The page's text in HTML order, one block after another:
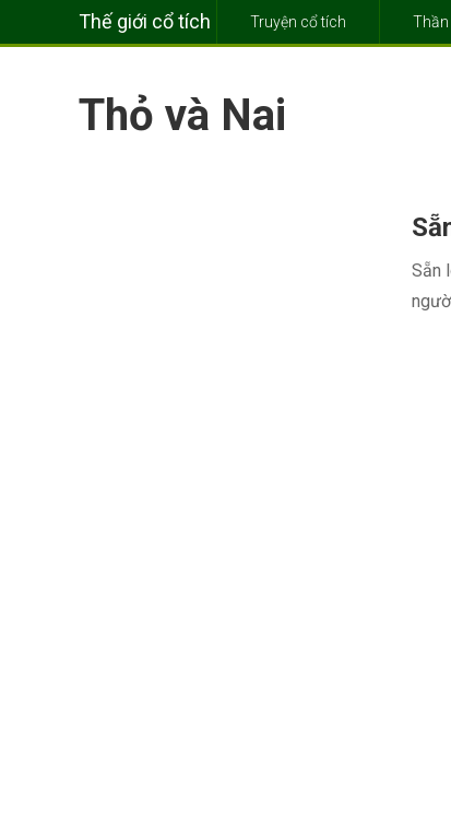
Thế giới cổ tích Truyện cổ tích
Thỏ và Nai
Sẵn